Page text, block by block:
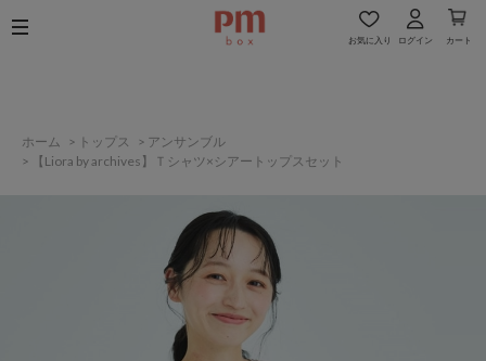
お気に入り ログイン カート
ホーム > トップス > アンサンブル
>
【Liora by archives】Ｔシャツ×シアートップスセット